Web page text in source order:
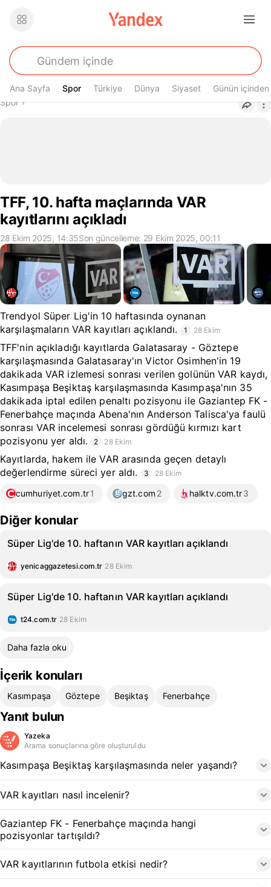
Ana Sayfa Spor
Spor Türkiye Dünya Siyaset Günün içinden
Buradasın
Spor›
TFF, 10. hafta maçlarında VAR
kayıtlarını açıkladı
28 Ekim 2025, 14:35Son güncelleme: 29 Ekim 2025, 00:11
Trendyol Süper Lig'in 10 haftasında oynanan
karşılaşmaların VAR kayıtları açıklandı.
1 28 Ekim
TFF'nin açıkladığı kayıtlarda Galatasaray - Göztepe
karşılaşmasında Galatasaray'ın Victor Osimhen'in 19
dakikada VAR izlemesi sonrası verilen golünün VAR kaydı,
Kasımpaşa Beşiktaş karşılaşmasında Kasımpaşa'nın 35
dakikada iptal edilen penaltı pozisyonu ile Gaziantep FK -
Fenerbahçe maçında Abena'nın Anderson Talisca'ya faulü
sonrası VAR incelemesi sonrası gördüğü kırmızı kart
pozisyonu yer aldı.
2 28 Ekim
Kayıtlarda, hakem ile VAR arasında geçen detaylı
değerlendirme süreci yer aldı.
3 28 Ekim
cumhuriyet.com.tr1 gzt.com 2 halktv.com.tr3
Diğer konular
Süper Lig'de 10. haftanın VAR kayıtları açıklandı
yenicaggazetesi.com.tr 28 Ekim
Süper Lig'de 10. haftanın VAR kayıtları açıklandı
t24.com.tr 28 Ekim
Daha fazla oku
İçerik konuları
Kasımpaşa Göztepe Beşiktaş Fenerbahçe
Yanıt bulun
Yazeka
Arama sonuçlarına göre oluşturuldu
Kasımpaşa Beşiktaş karşılaşmasında neler yaşandı?
VAR kayıtları nasıl incelenir?
Gaziantep FK - Fenerbahçe maçında hangi
pozisyonlar tartışıldı?
VAR kayıtlarının futbola etkisi nedir?